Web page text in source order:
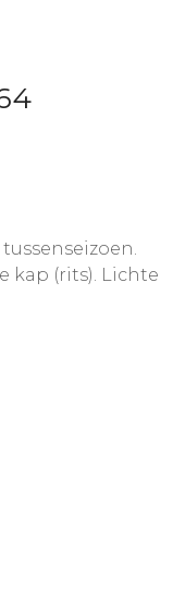
kap (rits). Lichte